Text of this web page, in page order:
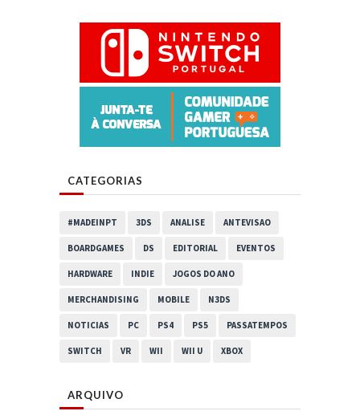
CATEGORIAS
#MADEINPT 3DS ANALISE ANTEVISAO
BOARDGAMES DS EDITORIAL EVENTOS
HARDWARE INDIE JOGOS DO ANO
MERCHANDISING MOBILE N3DS
NOTICIAS PC PS4 PS5 PASSATEMPOS
SWITCH VR WII WII U XBOX
ARQUIVO